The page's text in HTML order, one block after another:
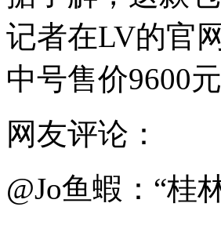
记者在LV的官
中号售价9600元
网友评论：
@Jo鱼蝦：“桂